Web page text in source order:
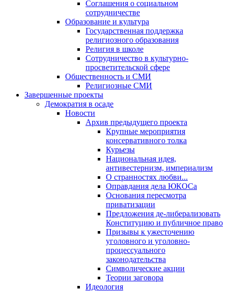
Соглашения о социальном
сотрудничестве
Образование и культура
Государственная поддержка
религиозного образования
Религия в школе
Сотрудничество в культурно-
просветительской сфере
Общественность и СМИ
Религиозные СМИ
Завершенные проекты
Демократия в осаде
Новости
Архив предыдущего проекта
Крупные мероприятия
консервативного толка
Курьезы
Национальная идея,
антивестернизм, империализм
О странностях любви...
Оправдания дела ЮКОСа
Основания пересмотра
приватизации
Предложения де-либерализовать
Конституцию и публичное право
Призывы к ужесточению
уголовного и уголовно-
процессуального
законодательства
Символические акции
Теории заговора
Идеология